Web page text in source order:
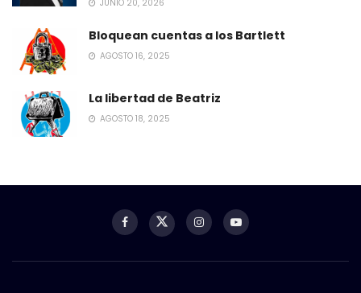
JUNIO 20, 2026
Bloquean cuentas a los Bartlett
AGOSTO 16, 2025
La libertad de Beatriz
AGOSTO 18, 2025